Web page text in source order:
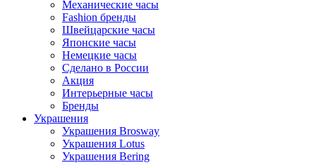
Механические часы
Fashion бренды
Швейцарские часы
Японские часы
Немецкие часы
Сделано в России
Акция
Интерьерные часы
Бренды
Украшения
Украшения Brosway
Украшения Lotus
Украшения Bering